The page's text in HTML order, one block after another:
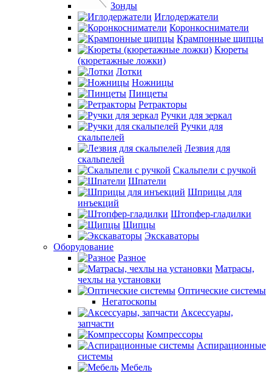
Зонды
Иглодержатели
Коронкосниматели
Крампонные щипцы
Кюреты
(кюретажные ложки)
Лотки
Ножницы
Пинцеты
Ретракторы
Ручки для зеркал
Ручки для
скальпелей
Лезвия для
скальпелей
Скальпели с ручкой
Шпатели
Шприцы для
инъекций
Штопфер-гладилки
Щипцы
Экскаваторы
Оборудование
Разное
Матрасы,
чехлы на установки
Оптические системы
Негатоскопы
Аксессуары,
запчасти
Компрессоры
Аспирационные
системы
Мебель